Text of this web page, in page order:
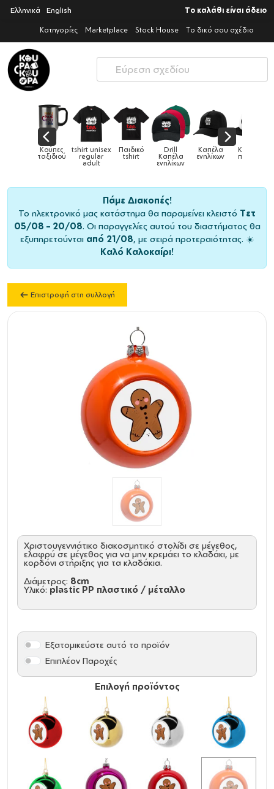
Ελληνικά English Το καλάθι είναι άδειο
Κατηγορίες Marketplace Stock House Το δικό σου σχέδιο
Drill
Καπέλα
Καπέλα
ενηλίκων
Καπέλα
παιδικά Κούπες Κούπες
ειδικές
Πάμε Διακοπές!
Το ηλεκτρονικό μας κατάστημα θα παραμείνει κλειστό Τετ
05/08 – 20/08. Οι παραγγελίες αυτού του διαστήματος θα
εξυπηρετούνται από 21/08, με σειρά προτεραιότητας. ☀️
Καλό Καλοκαίρι!
Επιστροφή στη συλλογή
Χριστουγεννιάτικο διακοσμητικό στολίδι σε μέγεθος,
ελαφρύ σε μέγεθος για να μην κρεμάει το κλαδάκι, με
κορδόνι στήριξης για τα κλαδάκια.
Διάμετρος: 8cm
Υλικό: plastic PP πλαστικό / μέταλλο
Επιλογή προϊόντος
Εξατομικεύστε αυτό το προϊόν
Επιπλέον Παροχές